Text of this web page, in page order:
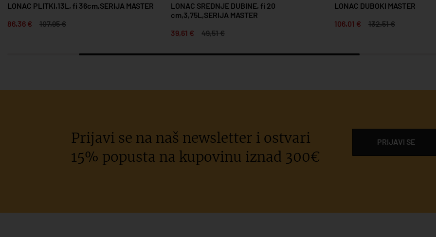
LONAC PLITKI,13L, fi 36cm,SERIJA MASTER
86,36 €
107,95 €
LONAC SREDNJE DUBINE, fi 20
cm,3,75L,SERIJA MASTER
39,61 €
49,51 €
LONAC DUBOKI MASTER
106,01 €
132,51 €
Prijavi se na naš newsletter i ostvari
15% popusta na kupovinu iznad 300€
PRIJAVI SE